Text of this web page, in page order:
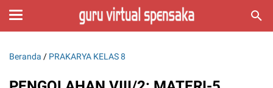
Beranda / PRAKARYA KELAS 8